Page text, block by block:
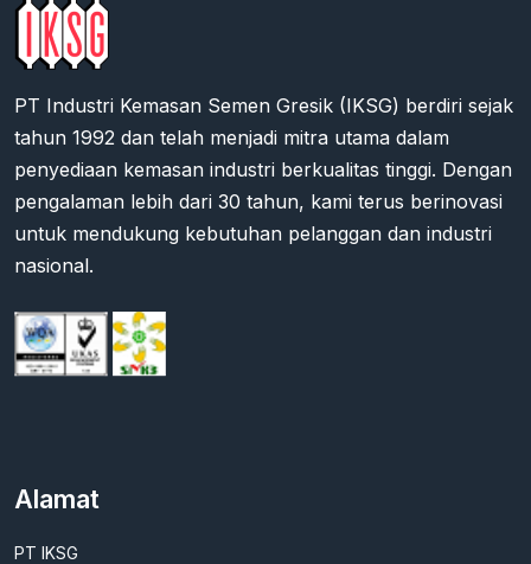
PT Industri Kemasan Semen Gresik (IKSG) berdiri sejak
tahun 1992 dan telah menjadi mitra utama dalam
penyediaan kemasan industri berkualitas tinggi. Dengan
pengalaman lebih dari 30 tahun, kami terus berinovasi
untuk mendukung kebutuhan pelanggan dan industri
nasional.
Alamat
PT IKSG